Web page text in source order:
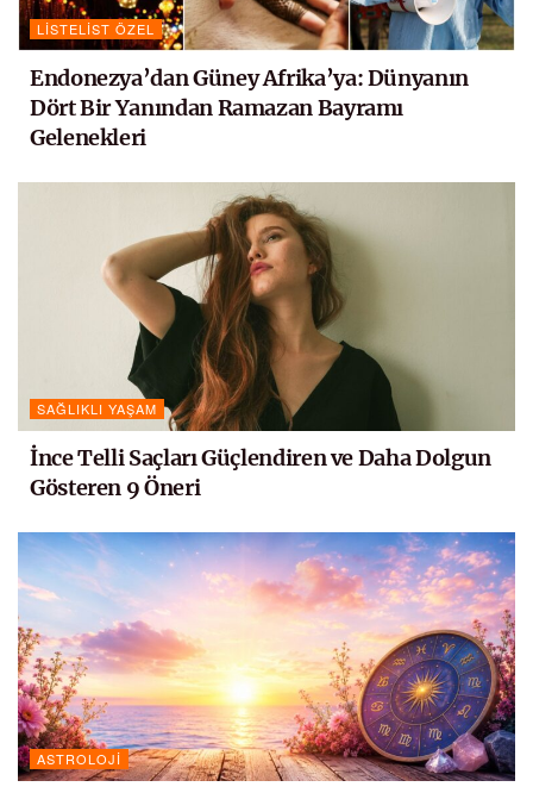
LISTELIST ÖZEL
Endonezya’dan Güney Afrika’ya: Dünyanın
Dört Bir Yanından Ramazan Bayramı
Gelenekleri
SAĞLIKLI YAŞAM
İnce Telli Saçları Güçlendiren ve Daha Dolgun
Gösteren 9 Öneri
ASTROLOJI